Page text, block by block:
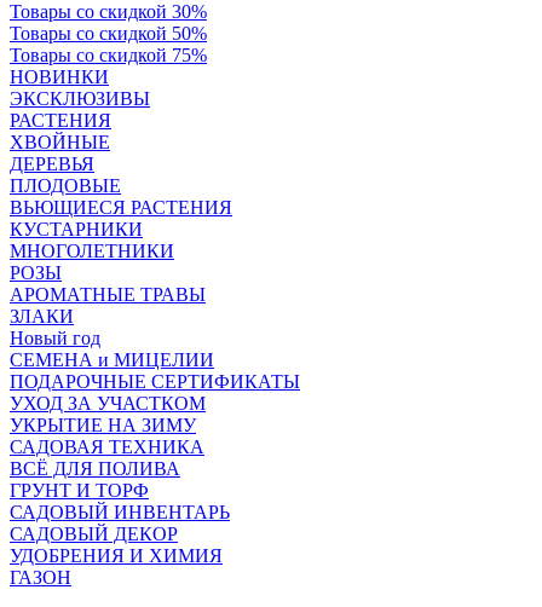
Товары со скидкой 30%
Товары со скидкой 50%
Товары со скидкой 75%
НОВИНКИ
ЭКСКЛЮЗИВЫ
РАСТЕНИЯ
ХВОЙНЫЕ
ДЕРЕВЬЯ
ПЛОДОВЫЕ
ВЬЮЩИЕСЯ РАСТЕНИЯ
КУСТАРНИКИ
МНОГОЛЕТНИКИ
РОЗЫ
АРОМАТНЫЕ ТРАВЫ
ЗЛАКИ
Новый год
СЕМЕНА и МИЦЕЛИИ
ПОДАРОЧНЫЕ СЕРТИФИКАТЫ
УХОД ЗА УЧАСТКОМ
УКРЫТИЕ НА ЗИМУ
САДОВАЯ ТЕХНИКА
ВСЁ ДЛЯ ПОЛИВА
ГРУНТ И ТОРФ
САДОВЫЙ ИНВЕНТАРЬ
САДОВЫЙ ДЕКОР
УДОБРЕНИЯ И ХИМИЯ
ГАЗОН